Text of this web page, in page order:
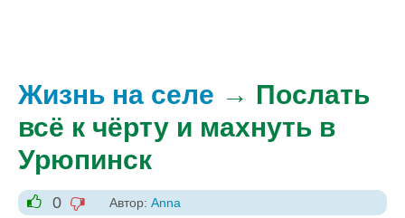
Жизнь на селе → Послать
всё к чёрту и махнуть в
Урюпинск
0 Автор: Anna